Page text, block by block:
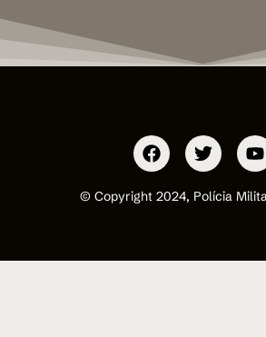
© Copyright 2024, Polícia